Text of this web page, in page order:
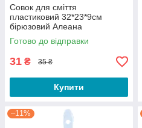
Совок для сміття
пластиковий 32*23*9см
бірюзовий Алеана
Готово до відправки
31 ₴ 35 ₴
Купити
–11%